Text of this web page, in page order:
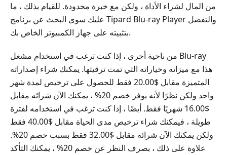
من المال لشراء الأداة ، ولكن مع خبرة محدودة. للقيام بذلك ، ما
عليك سوى البحث عن برنامج Tipard Blu-ray Player والتفضل
بتثبيته على جهاز الكمبيوتر الخاص بك.
من ناحية أخرى ، إذا كنت ترغب في استخدام مشغل Blu-ray
هذا مع ميزاته وخياراته التي تمت ترقيتها. يمكنك شراء إصداراته
المتميزة مقابل $20.00 فقط للحصول على ترخيص لمدة شهر
واحد ولكن نظرًا لأنه يوفر خصم 20% ، يمكنك الآن شرائه مقابل
$16.00 شهريًا فقط. أيضًا ، إذا كنت ترغب في استخدامه لفترة
طويلة ، فيمكنك شراء ترخيص مدى الحياة مقابل $40.00 فقط
ولكن يمكنك الآن شرائه مقابل $32.00 فقط بسبب خصم 20%.
علاوة على ذلك ، بصرف النظر عن خصم 20% ، يمكنك التأكد